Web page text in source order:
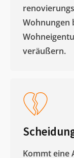
Wohnungen
veräußern. ​
Kommt eine